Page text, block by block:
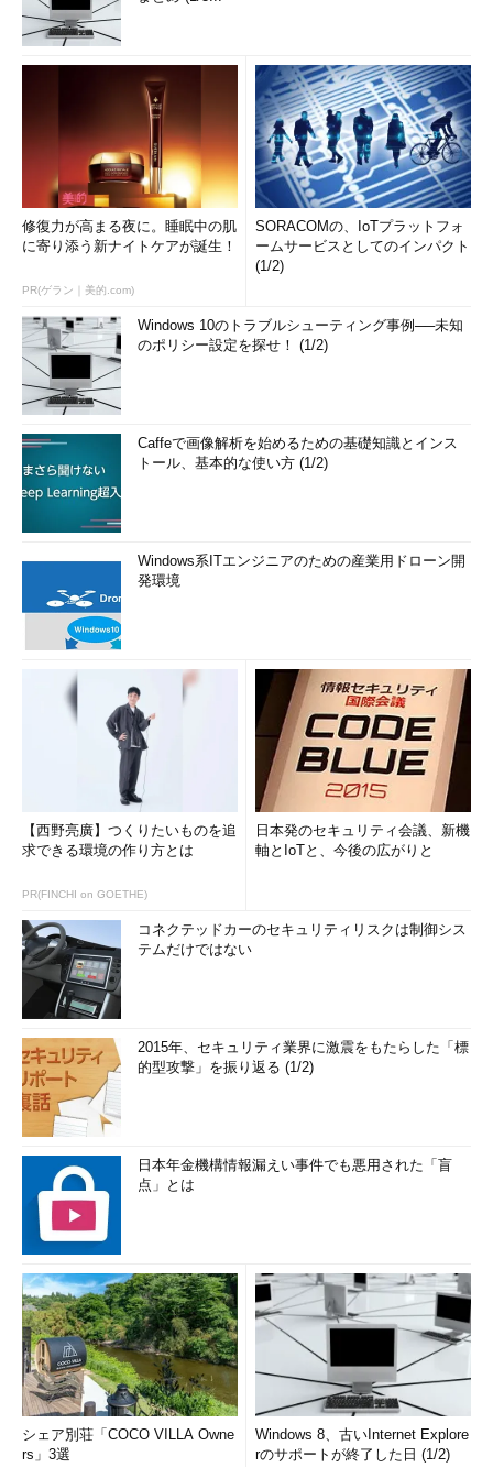
修復力が高まる夜に。睡眠中の肌
に寄り添う新ナイトケアが誕生！
PR(ゲラン｜美的.com)
SORACOMの、IoTプラットフォ
ームサービスとしてのインパクト
(1/2)
Windows 10のトラブルシューティング事例──未知
のポリシー設定を探せ！ (1/2)
Caffeで画像解析を始めるための基礎知識とインス
トール、基本的な使い方 (1/2)
Windows系ITエンジニアのための産業用ドローン開
発環境
【西野亮廣】つくりたいものを追
求できる環境の作り方とは
PR(FINCHI on GOETHE)
日本発のセキュリティ会議、新機
軸とIoTと、今後の広がりと
コネクテッドカーのセキュリティリスクは制御シス
テムだけではない
2015年、セキュリティ業界に激震をもたらした「標
的型攻撃」を振り返る (1/2)
日本年金機構情報漏えい事件でも悪用された「盲
点」とは
シェア別荘「COCO VILLA Owne
rs」3選
Windows 8、古いInternet Explore
rのサポートが終了した日 (1/2)